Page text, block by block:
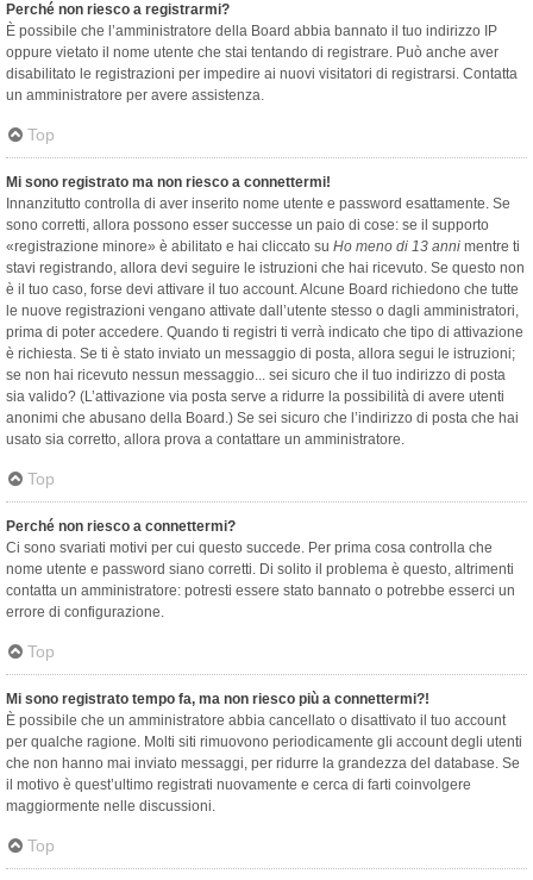
Perché non riesco a registrarmi?
È possibile che l’amministratore della Board abbia bannato il tuo indirizzo IP
oppure vietato il nome utente che stai tentando di registrare. Può anche aver
disabilitato le registrazioni per impedire ai nuovi visitatori di registrarsi. Contatta
un amministratore per avere assistenza.
Top
Mi sono registrato ma non riesco a connettermi!
Innanzitutto controlla di aver inserito nome utente e password esattamente. Se
sono corretti, allora possono esser successe un paio di cose: se il supporto
«registrazione minore» è abilitato e hai cliccato su Ho meno di 13 anni mentre ti
stavi registrando, allora devi seguire le istruzioni che hai ricevuto. Se questo non
è il tuo caso, forse devi attivare il tuo account. Alcune Board richiedono che tutte
le nuove registrazioni vengano attivate dall’utente stesso o dagli amministratori,
prima di poter accedere. Quando ti registri ti verrà indicato che tipo di attivazione
è richiesta. Se ti è stato inviato un messaggio di posta, allora segui le istruzioni;
se non hai ricevuto nessun messaggio... sei sicuro che il tuo indirizzo di posta
sia valido? (L’attivazione via posta serve a ridurre la possibilità di avere utenti
anonimi che abusano della Board.) Se sei sicuro che l’indirizzo di posta che hai
usato sia corretto, allora prova a contattare un amministratore.
Top
Perché non riesco a connettermi?
Ci sono svariati motivi per cui questo succede. Per prima cosa controlla che
nome utente e password siano corretti. Di solito il problema è questo, altrimenti
contatta un amministratore: potresti essere stato bannato o potrebbe esserci un
errore di configurazione.
Top
Mi sono registrato tempo fa, ma non riesco più a connettermi?!
È possibile che un amministratore abbia cancellato o disattivato il tuo account
per qualche ragione. Molti siti rimuovono periodicamente gli account degli utenti
che non hanno mai inviato messaggi, per ridurre la grandezza del database. Se
il motivo è quest’ultimo registrati nuovamente e cerca di farti coinvolgere
maggiormente nelle discussioni.
Top